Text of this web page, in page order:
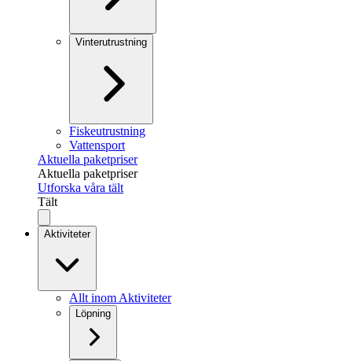
Vinterutrustning
Fiskeutrustning
Vattensport
Aktuella paketpriser
Aktuella paketpriser
Utforska våra tält
Tält
Aktiviteter
Allt inom Aktiviteter
Löpning